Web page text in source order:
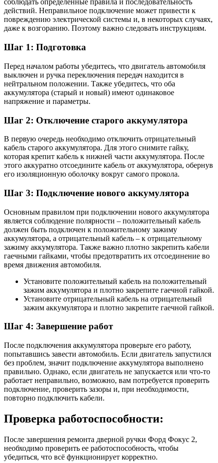
соблюдать определенные правила и последовательность
действий. Неправильное подключение может привести к
повреждению электрической системы и, в некоторых случаях,
даже к возгоранию. Поэтому важно следовать инструкциям.
Шаг 1: Подготовка
Перед началом работы убедитесь, что двигатель автомобиля
выключен и ручка переключения передач находится в
нейтральном положении. Также убедитесь, что оба
аккумулятора (старый и новый) имеют одинаковое
напряжение и параметры.
Шаг 2: Отключение старого аккумулятора
В первую очередь необходимо отключить отрицательный
кабель старого аккумулятора. Для этого снимите гайку,
которая крепит кабель к нижней части аккумулятора. После
этого аккуратно отсоедините кабель от аккумулятора, обернув
его изоляционную оболочку вокруг самого прокола.
Шаг 3: Подключение нового аккумулятора
Основным правилом при подключении нового аккумулятора
является соблюдение полярности – положительный кабель
должен быть подключен к положительному зажиму
аккумулятора, а отрицательный кабель – к отрицательному
зажиму аккумулятора. Также важно плотно закрепить кабели
гаечными гайками, чтобы предотвратить их отсоединение во
время движения автомобиля.
Установите положительный кабель на положительный
зажим аккумулятора и плотно закрепите гаечной гайкой.
Установите отрицательный кабель на отрицательный
зажим аккумулятора и плотно закрепите гаечной гайкой.
Шаг 4: Завершение работ
После подключения аккумулятора проверьте его работу,
попытавшись завести автомобиль. Если двигатель запустился
без проблем, значит подключение аккумулятора выполнено
правильно. Однако, если двигатель не запускается или что-то
работает неправильно, возможно, вам потребуется проверить
подключение, проверить зазоры и, при необходимости,
повторно подключить кабели.
Проверка работоспособности:
После завершения ремонта дверной ручки Форд Фокус 2,
необходимо проверить ее работоспособность, чтобы
убедиться, что всё функционирует корректно.